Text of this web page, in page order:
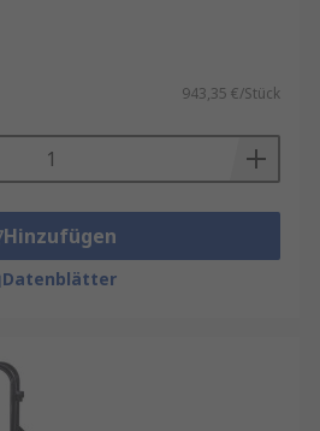
943,35 €/Stück
Hinzufügen
Datenblätter